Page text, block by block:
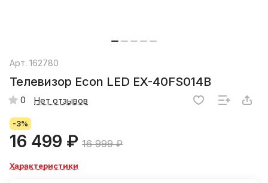
Арт. 162780
Телевизор Econ LED EX-40FS014B
0 Нет отзывов
-3%
16 499 ₽ 16 999 ₽
Характеристики